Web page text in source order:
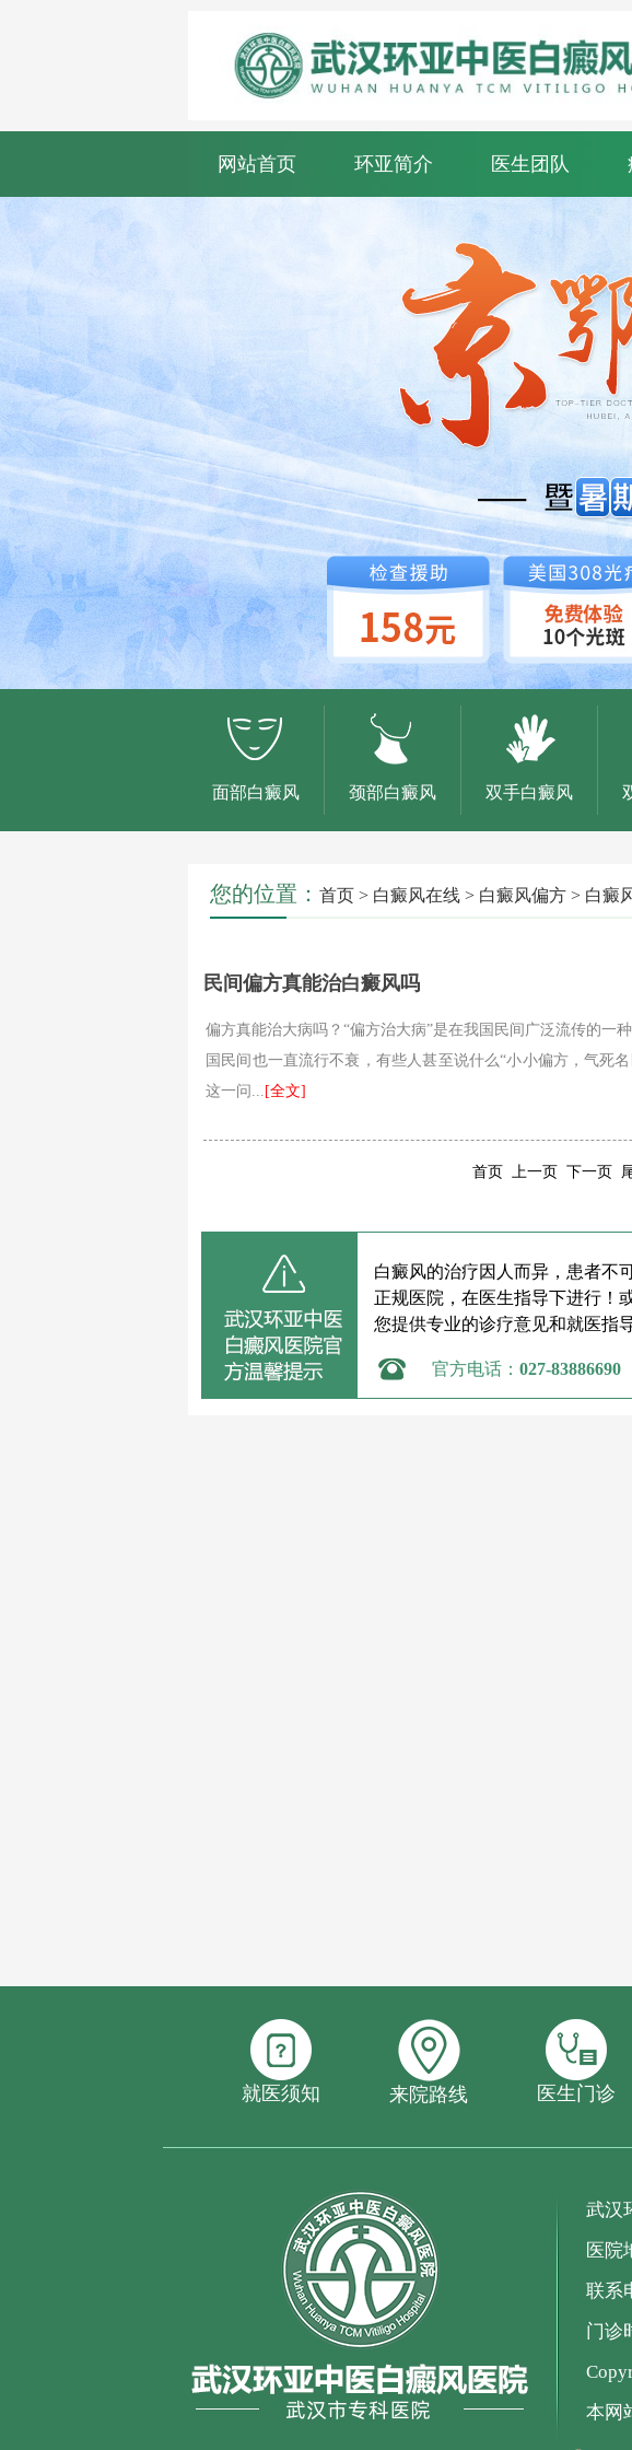
网站首页 环亚简介 医生团队
面部白癜风 颈部白癜风 双手白癜风
您的位置： 首页 > 白癜风在线 > 白癜风偏方 > 白癜
民间偏方真能治白癜风吗
偏方真能治大病吗？“偏方治大病”是在我国民间广泛流传的一
国民间也一直流行不衰，有些人甚至说什么“小小偏方，气死
这一问... [全文]
首页 上一页 下一页
白癜风的治疗因人而异，患者不
正规医院，在医生指导下进行！
您提供专业的诊疗意见和就医指导
官方电话： 027-83886690
就医须知 来院路线 医生门诊
武汉
医院
联系
门诊
本网